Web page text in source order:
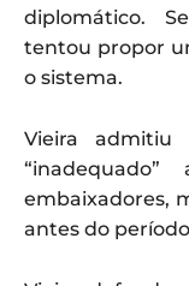
diplomático.
tentou propor
o sistema.
Vieira admitiu
embaixadores,
antes do